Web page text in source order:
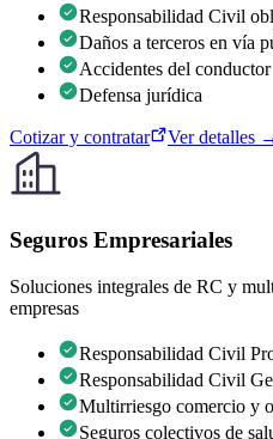
Responsabilidad Civil
Daños a terceros en vía
Accidentes del conductor
Defensa jurídica
Cotizar y contratar Ver detalles
Seguros Empresariales
Soluciones integrales de RC y
empresas
Responsabilidad Civil
Responsabilidad Civil
Multirriesgo comercio y
Seguros colectivos de